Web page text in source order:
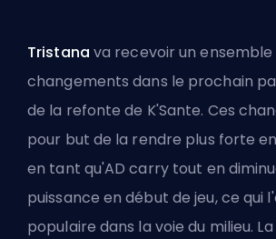
Tristana va recevoir un
changements dans le prochain
de la refonte de K'Sante. Ces
pour but de la rendre plus forte
en tant qu'AD carry tout en
puissance en début de jeu, ce qui
populaire dans la voie du milieu.